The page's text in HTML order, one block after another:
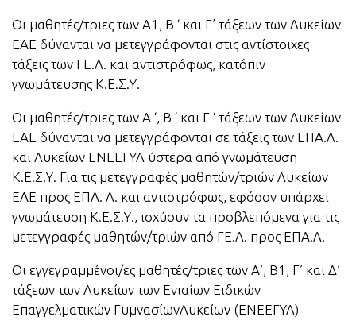
Οι μαθητές/τριες των Α1, Β ‘ και Γ’ τάξεων των Λυκείων
ΕΑΕ δύνανται να μετεγγράφονται στις αντίστοιχες
τάξεις των ΓΕ.Λ. και αντιστρόφως, κατόπιν
γνωμάτευσης Κ.Ε.Σ.Υ.
Οι μαθητές/τριες των Α ‘, Β ‘ και Γ ‘ τάξεων των Λυκείων
ΕΑΕ δύνανται να μετεγγράφονται σε τάξεις των ΕΠΑ.Λ.
και Λυκείων ΕΝΕΕΓΥΛ ύστερα από γνωμάτευση
Κ.Ε.Σ.Υ. Για τις μετεγγραφές μαθητών/τριών Λυκείων
ΕΑΕ προς ΕΠΑ. Λ. και αντιστρόφως, εφόσον υπάρχει
γνωμάτευση Κ.Ε.Σ.Υ., ισχύουν τα προβλεπόμενα για τις
μετεγγραφές μαθητών/τριών από ΓΕ.Λ. προς ΕΠΑ.Λ.
Οι εγγεγραμμένοι/ες μαθητές/τριες των Α’, Β1, Γ’ και Δ’
τάξεων των Λυκείων των Ενιαίων Ειδικών
Επαγγελματικών ΓυμνασίωνΛυκείων (ΕΝΕΕΓΥΛ)